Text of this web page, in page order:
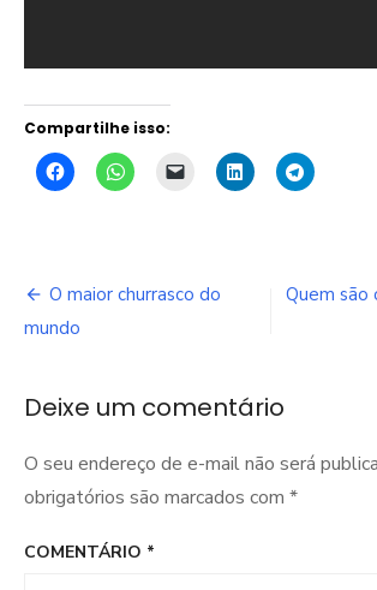
Compartilhe isso:
Navegação
de
O maior churrasco do
mundo
Quem são
Deixe um comentário
O seu endereço de e-mail não será
obrigatórios são marcados com *
COMENTÁRIO *